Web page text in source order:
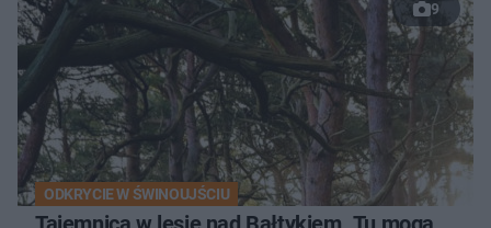
9
ODKRYCIE W ŚWINOUJŚCIU